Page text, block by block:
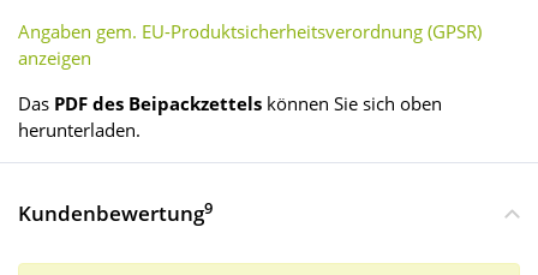
Angaben gem. EU-Produktsicherheitsverordnung (GPSR)
anzeigen
Das PDF des Beipackzettels können Sie sich oben
herunterladen.
Kundenbewertung9